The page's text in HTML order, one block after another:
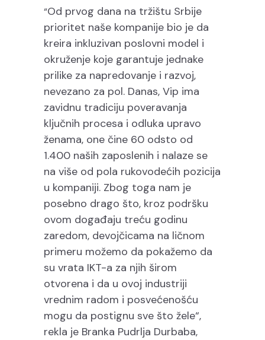
“Od prvog dana na tržištu Srbije
prioritet naše kompanije bio je da
kreira inkluzivan poslovni model i
okruženje koje garantuje jednake
prilike za napredovanje i razvoj,
nevezano za pol. Danas, Vip ima
zavidnu tradiciju poveravanja
ključnih procesa i odluka upravo
ženama, one čine 60 odsto od
1.400 naših zaposlenih i nalaze se
na više od pola rukovodećih pozicija
u kompaniji. Zbog toga nam je
posebno drago što, kroz podršku
ovom događaju treću godinu
zaredom, devojčicama na ličnom
primeru možemo da pokažemo da
su vrata IKT-a za njih širom
otvorena i da u ovoj industriji
vrednim radom i posvećenošću
mogu da postignu sve što žele“,
rekla je Branka Pudrlja Durbaba,